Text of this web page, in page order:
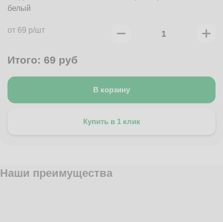
белый
от 69 р/шт
Итого: 69 руб
В корзину
Купить в 1 клик
Наши преимущества